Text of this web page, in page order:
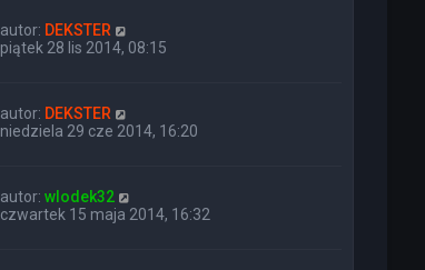
autor: DEKSTER
piątek 28 lis 2014, 08:15
autor: DEKSTER
niedziela 29 cze 2014, 16:20
autor:wlodek32
czwartek 15 maja 2014, 16:32